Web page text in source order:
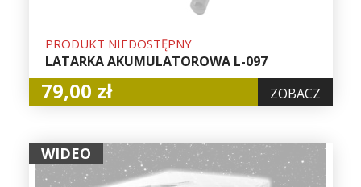
PRODUKT NIEDOSTĘPNY
LATARKA AKUMULATOROWA L-097
79,00 zł ZOBACZ
WIDEO